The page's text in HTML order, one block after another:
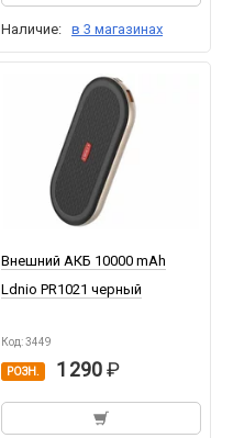
Наличие: в 3 магазинах
Внешний АКБ 10000 mAh
Ldnio PR1021 черный
Код: 3449
РОЗН. 1 290